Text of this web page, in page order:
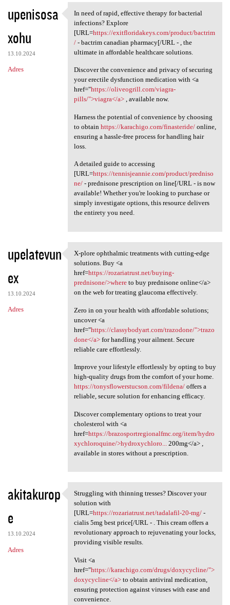
upenisosa
xohu
13.10.2024
Adres
In need of rapid, effective
In need of rapid, effective therapy for bacterial
infections? Explore
[URL=https://exitfloridakeys.com/product/bactrim
/- bactrim canadian pharmacy[/URL - , the
ultimate in affordable healthcare solutions.
Discover the convenience and privacy of securing
your erectile dysfunction medication with <a
href="https://oliveogrill.com/viagra-
pills/">viagra</a>, available now.
Harness the potential of convenience by choosing
to obtain https://karachigo.com/finasteride/online,
ensuring a hassle-free process for handling hair
loss.
A detailed guide to accessing
[URL=https://tennisjeannie.com/product/predniso
ne/- prednisone prescription on line[/URL - is now
available! Whether you're looking to purchase or
simply investigate options, this resource delivers
the entirety you need.
upelatevun
ex
13.10.2024
Adres
X-plore ophthalmic treatments
X-plore ophthalmic treatments with cutting-edge
solutions. Buy <a
href=https://rozariatrust.net/buying-
prednisone/>whereto buy prednisone online</a>
on the web for treating glaucoma effectively.
Zero in on your health with affordable solutions;
uncover <a
href="https://classybodyart.com/trazodone/">trazo
done</a>for handling your ailment. Secure
reliable care effortlessly.
Improve your lifestyle effortlessly by opting to buy
high-quality drugs from the comfort of your home.
https://tonysflowerstucson.com/fildena/offers a
reliable, secure solution for enhancing efficacy.
Discover complementary options to treat your
cholesterol with <a
href=https://brazosportregionalfmc.org/item/hydro
xychloroquine/>hydroxychloro...
200mg</a> ,
available in stores without a prescription.
akitakurop
e
13.10.2024
Adres
Struggling with thinning
Struggling with thinning tresses? Discover your
solution with
[URL=https://rozariatrust.net/tadalafil-20-mg/-
cialis 5mg best price[/URL - . This cream offers a
revolutionary approach to rejuvenating your locks,
providing visible results.
Visit <a
href="https://karachigo.com/drugs/doxycycline/">
doxycycline</a>to obtain antiviral medication,
ensuring protection against viruses with ease and
convenience.